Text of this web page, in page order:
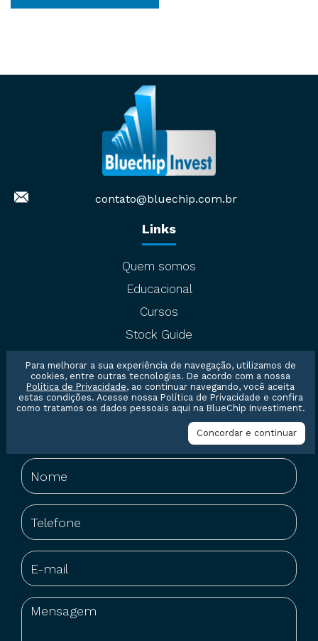
contato@bluechip.com.br
Links
Quem somos
Educacional
Cursos
Stock Guide
Entre em contato conosco
Para melhorar a sua experiência de navegação, utilizamos de
cookies, entre outras tecnologias. De acordo com a nossa
Política de Privacidade, ao continuar navegando, você aceita
estas condições. Acesse nossa Política de Privacidade e confira
como tratamos os dados pessoais aqui na BlueChip Investiment.
Concordar e continuar